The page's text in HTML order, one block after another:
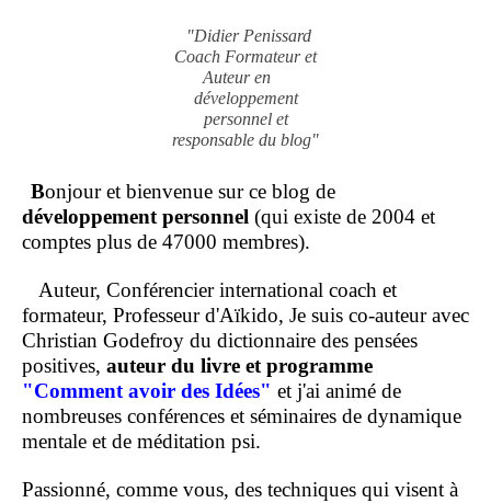
"Didier Penissard
Coach Formateur et
Auteur en
développement
personnel et
responsable du blog"
Bonjour et bienvenue sur ce blog de
développement personnel (qui existe de 2004 et
comptes plus de 47000 membres).
Auteur, Conférencier international coach et
formateur, Professeur d'Aïkido, Je suis co-auteur avec
Christian Godefroy du dictionnaire des pensées
positives, auteur du livre et programme
"Comment avoir des Idées" et j'ai animé de
nombreuses conférences et séminaires de dynamique
mentale et de méditation psi.
Passionné, comme vous, des techniques qui visent à